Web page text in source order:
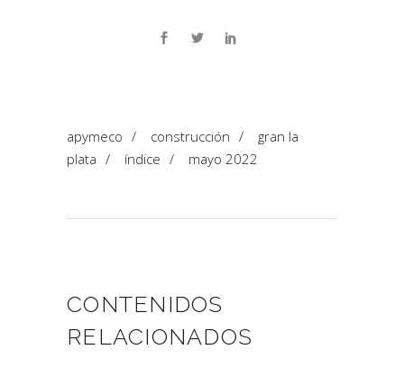
apymeco / construcción /
gran la
plata / índice / mayo 2022
CONTENIDOS
RELACIONADOS